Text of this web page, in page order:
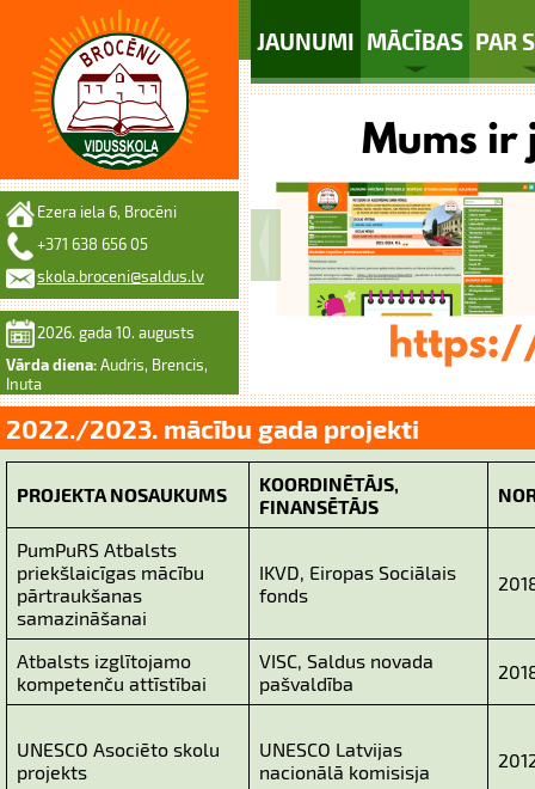
JAUNUMI MĀCĪBAS PAR
Ezera iela 6, Brocēni
+371 638 656 05
skola.broceni@saldus.lv
2026. gada 10. augusts
Vārda diena: Audris, Brencis,
Inuta
2022./2023. mācību gada projekti
PROJEKTA NOSAUKUMS
KOORDINĒTĀJS,
FINANSĒTĀJS
PumPuRS Atbalsts
priekšlaicīgas mācību
pārtraukšanas
samazināšanai
IKVD, Eiropas Sociālais
fonds
Atbalsts izglītojamo
kompetenču attīstībai
VISC, Saldus novada
pašvaldība
UNESCO Asociēto skolu
projekts
UNESCO Latvijas
nacionālā komisisja